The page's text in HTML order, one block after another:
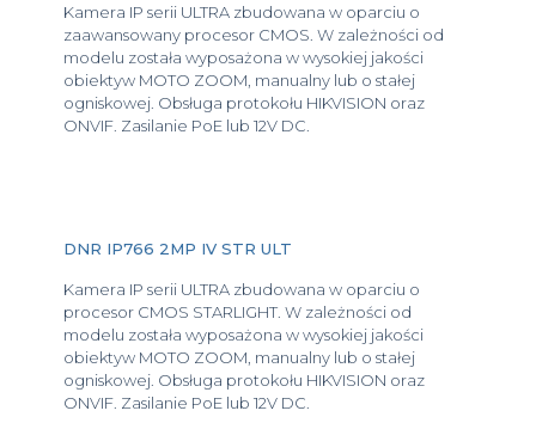
Kamera IP serii ULTRA zbudowana w oparciu o
zaawansowany procesor CMOS. W zależności od
modelu została wyposażona w wysokiej jakości
obiektyw MOTO ZOOM, manualny lub o stałej
ogniskowej. Obsługa protokołu HIKVISION oraz
ONVIF. Zasilanie PoE lub 12V DC.
DNR IP766 2MP IV STR ULT
Kamera IP serii ULTRA zbudowana w oparciu o
procesor CMOS STARLIGHT. W zależności od
modelu została wyposażona w wysokiej jakości
obiektyw MOTO ZOOM, manualny lub o stałej
ogniskowej. Obsługa protokołu HIKVISION oraz
ONVIF. Zasilanie PoE lub 12V DC.